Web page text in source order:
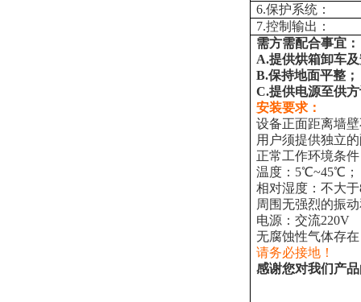
6.保护系统：
7.控制输出：
需方需配合事宜：
A.提供烘箱卸车
B.保持地面平整；
C.提供电源至供
安装要求：
设备正面距离墙
用户须提供独立
正常工作环境条
温度：5℃~45℃；
相对湿度：不大于
周围无强烈的振
电源：交流220V
无腐蚀性气体存
请务必接地！
感谢您对我们产